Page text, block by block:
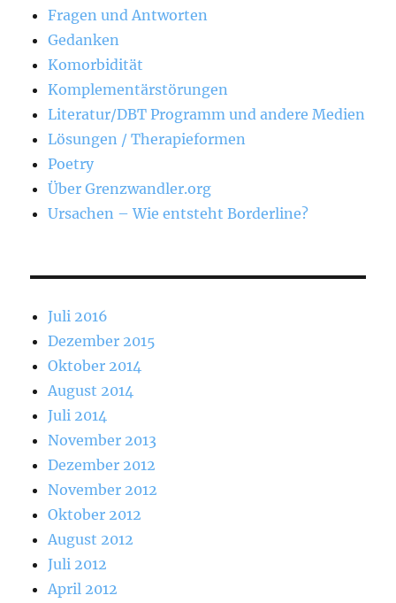
Fragen und Antworten
Gedanken
Komorbidität
Komplementärstörungen
Literatur/DBT Programm und andere Medien
Lösungen / Therapieformen
Poetry
Über Grenzwandler.org
Ursachen – Wie entsteht Borderline?
Juli 2016
Dezember 2015
Oktober 2014
August 2014
Juli 2014
November 2013
Dezember 2012
November 2012
Oktober 2012
August 2012
Juli 2012
April 2012